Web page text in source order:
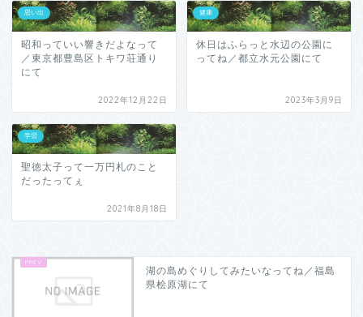
思い出
昭和っていい響きだよなって
／東京都豊島区トキワ荘通り
にて
2022年12月22日
健康
休日はふらっと水辺の公園に
ってね／都立水元公園にて
2023年3月9日
学習
聖徳太子って一万円札のこと
だったってぇ
2021年8月18日
湖の島めぐりしてみたいなってね／福島
県桧原湖にて